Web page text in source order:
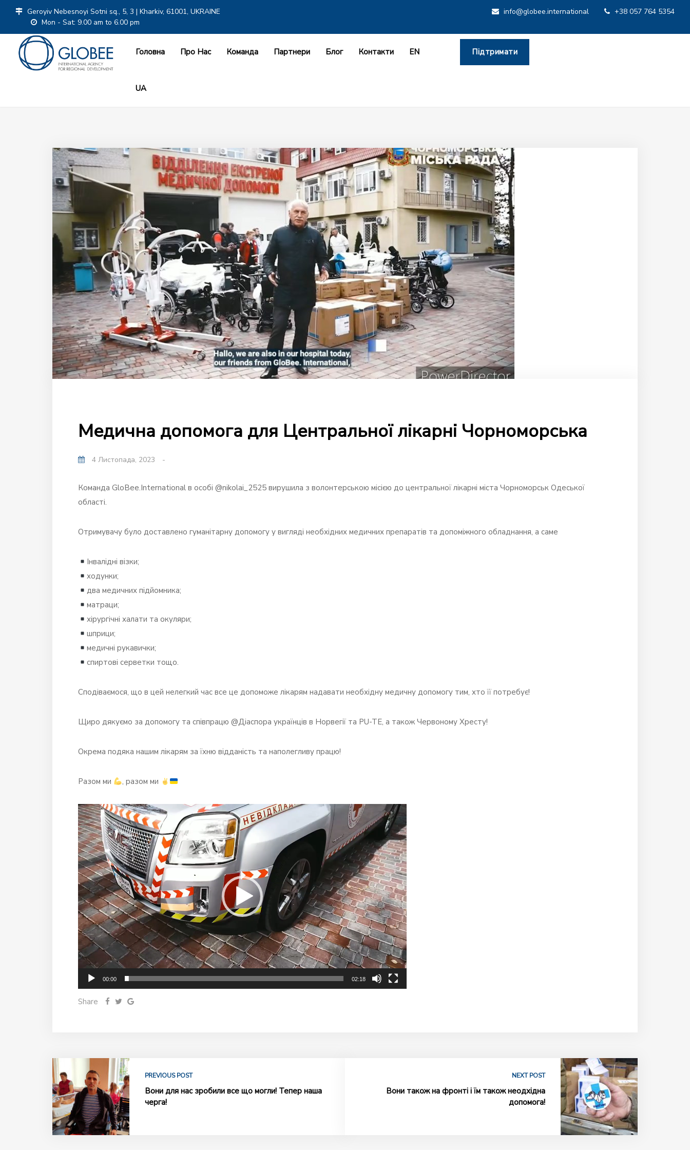
Geroyiv Nebesnoyi Sotni sq., 5, 3 | Kharkiv, 61001, UKRAINE
Mon - Sat: 9.00 am to 6.00 pm
+38 057 764 5354
info@globee.international
Головна Про Нас Команда Партнери Блог Контакти EN
UA
Підтримати
Медична допомога для Центральної лікарні Чорноморська
4 Листопада, 2023 -
Команда GloBee.International в особі @nikolai_2525 вирушила з волонтерською місією до центральної лікарні міста Чорноморськ Одеської
області.
Отримувачу було доставлено гуманітарну допомогу у вигляді необхідних медичних препаратів та допоміжного обладнання, а саме
Інвалідні візки;
ходунки;
два медичних підйомника;
матраци;
хірургічні халати та окуляри;
шприци;
медичні рукавички;
спиртові серветки тощо.
Сподіваємося, що в цей нелегкий час все це допоможе лікарям надавати необхідну медичну допомогу тим, хто її потребує!
Щиро дякуємо за допомогу та співпрацю @Діаспора українців в Норвегії та PU-TE, а також Червоному Хресту!
Окрема подяка нашим лікарям за їхню відданість та наполегливу працю!
Разом ми , разом ми
Відеопрогравач
00:00 02:18
Share
PREVIOUS POST
Вони для нас зробили все що могли! Тепер наша
черга!
NEXT POST
Вони також на фронті і їм також неодхідна
допомога!